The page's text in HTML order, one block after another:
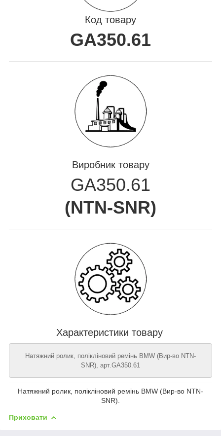
Код товару
GA350.61
Виробник товару
GA350.61
(NTN-SNR)
Характеристики товару
Натяжний ролик, полікліновий ремінь BMW (Вир-во NTN-
SNR), арт.GA350.61
Натяжний ролик, полікліновий ремінь BMW (Вир-во NTN-
SNR).
Приховати